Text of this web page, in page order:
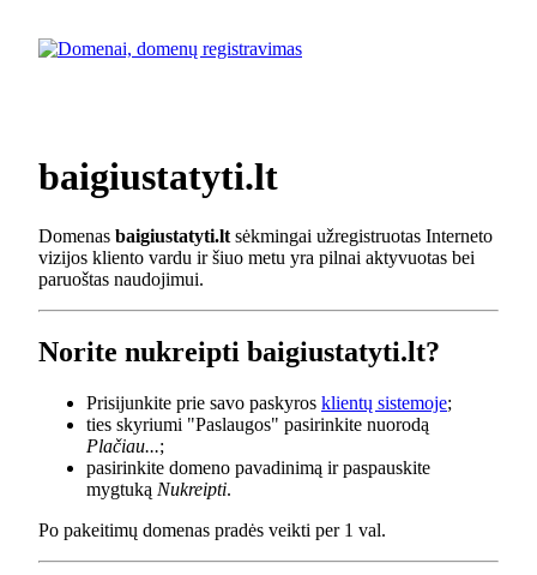
baigiustatyti.lt
Domenas baigiustatyti.lt sėkmingai užregistruotas Interneto
vizijos kliento vardu ir šiuo metu yra pilnai aktyvuotas bei
paruoštas naudojimui.
Norite nukreipti baigiustatyti.lt?
Prisijunkite prie savo paskyros klientų sistemoje;
ties skyriumi "Paslaugos" pasirinkite nuorodą
Plačiau...;
pasirinkite domeno pavadinimą ir paspauskite
mygtuką Nukreipti.
Po pakeitimų domenas pradės veikti per 1 val.